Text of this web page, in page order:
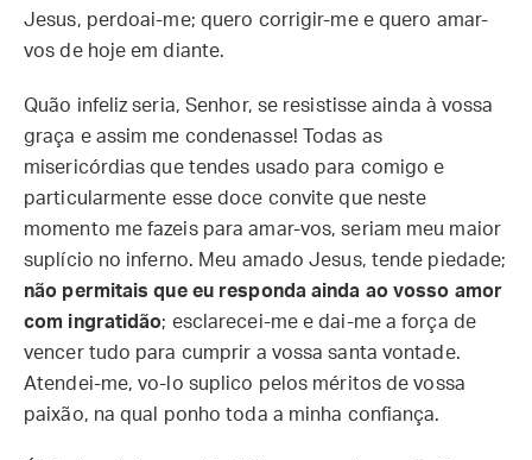
Jesus, perdoai-me; quero corrigir-me e quero amar-
vos de hoje em diante.
Quão infeliz seria, Senhor, se resistisse ainda à vossa
graça e assim me condenasse! Todas as
misericórdias que tendes usado para comigo e
particularmente esse doce convite que neste
momento me fazeis para amar-vos, seriam meu maior
suplício no inferno. Meu amado Jesus, tende piedade;
não permitais que eu responda ainda ao vosso amor
com ingratidão; esclarecei-me e dai-me a força de
vencer tudo para cumprir a vossa santa vontade.
Atendei-me, vo-lo suplico pelos méritos de vossa
paixão, na qual ponho toda a minha confiança.